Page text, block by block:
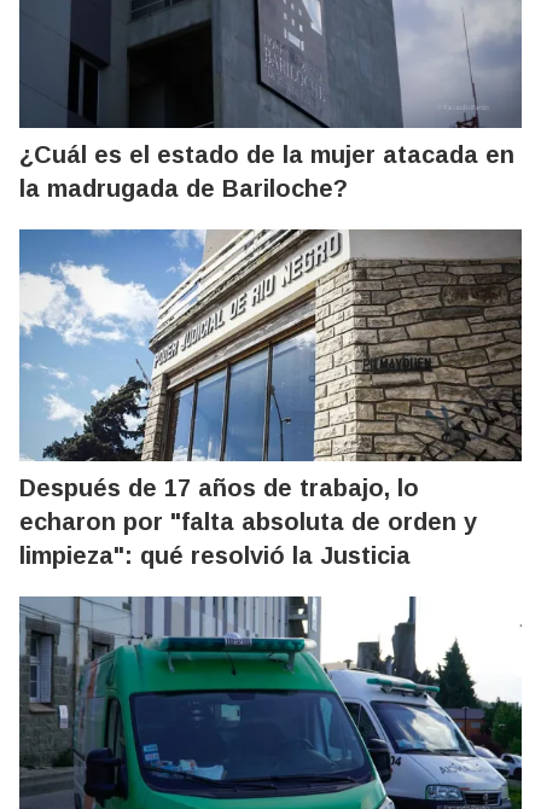
¿Cuál es el estado de la mujer atacada en
la madrugada de Bariloche?
Después de 17 años de trabajo, lo
echaron por "falta absoluta de orden y
limpieza": qué resolvió la Justicia